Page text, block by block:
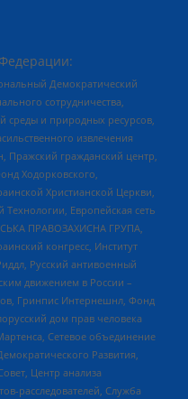
Демократический
сотрудничества,
среды и природных ресурсов,
извлечения
Пражский гражданский центр,
Ходорковского,
Христианской Церкви,
Европейская сеть
ПРАВОЗАХИСНА ГРУПА,
конгресс, Институт
Русский антивоенный
движением в России –
Гринпис Интернешнл, Фонд
дом прав человека
Сетевое объединение
Развития,
Центр анализа
расследователей, Служба